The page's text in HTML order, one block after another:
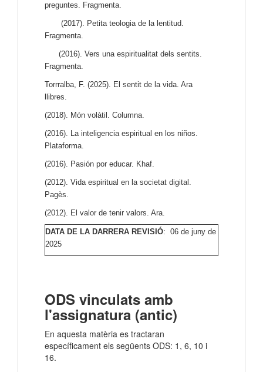
preguntes. Fragmenta.
(2017). Petita teologia de la lentitud.
Fragmenta.
(2016). Vers una espiritualitat dels sentits.
Fragmenta.
Torrralba, F. (2025). El sentit de la vida. Ara
llibres.
(2018). Món volàtil. Columna.
(2016). La inteligencia espiritual en los niños.
Plataforma.
(2016). Pasión por educar. Khaf.
(2012). Vida espiritual en la societat digital.
Pagès.
(2012). El valor de tenir valors. Ara.
DATA DE LA DARRERA REVISIÓ: 06 de juny de
2025
ODS vinculats amb
l'assignatura (antic)
En aquesta matèria es tractaran
específicament els següents ODS: 1, 6, 10 i
16.